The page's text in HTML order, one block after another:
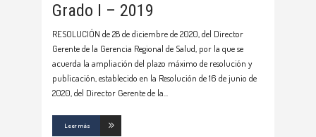
Grado I – 2019
RESOLUCIÓN de 28 de diciembre de 2020, del Director
Gerente de la Gerencia Regional de Salud, por la que se
acuerda la ampliación del plazo máximo de resolución y
publicación, establecido en la Resolución de 16 de junio de
2020, del Director Gerente de la
Leer más